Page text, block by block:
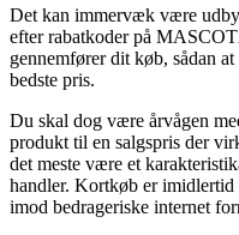
Det kan immervæk være
efter rabatkoder på
gennemfører dit køb, sådan
bedste pris.
Du skal dog være årvågen
produkt til en salgspris der
det meste være et
handler. Kortkøb er
imod bedrageriske internet